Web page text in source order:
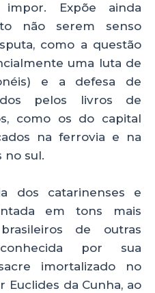
impor. Expõe ainda
não serem senso
como a questão
uma luta de
e a defesa de
pelos livros de
como os do capital
na ferrovia e na
no sul.
dos catarinenses e
em tons mais
de outras
por sua
imortalizado no
Euclides da Cunha, ao